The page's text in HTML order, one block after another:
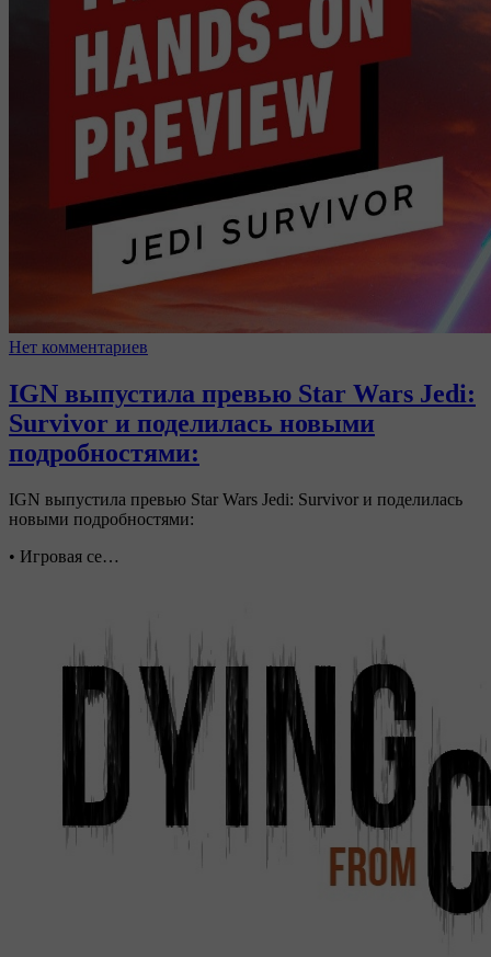
Нет комментариев
IGN выпустила превью Star Wars Jedi:
Survivor и поделилась новыми
подробностями:
IGN выпустила превью Star Wars Jedi: Survivor и поделилась
новыми подробностями:
• Игровая се…